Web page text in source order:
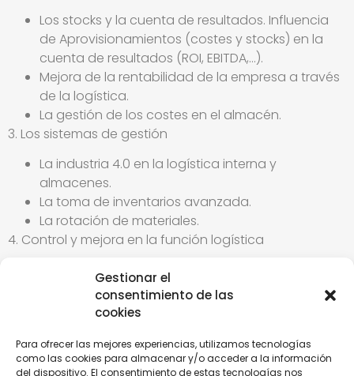
Gestionar el
consentimiento de las
cookies
Para ofrecer las mejores experiencias, utilizamos tecnologías
como las cookies para almacenar y/o acceder a la información
del dispositivo. El consentimiento de estas tecnologías nos
Los stocks y la cuenta de resultados. Influencia
de Aprovisionamientos (costes y stocks) en la
cuenta de resultados (ROI, EBITDA,…).
Mejora de la rentabilidad de la empresa a través
de la logística.
La gestión de los costes en el almacén.
3. Los sistemas de gestión
La industria 4.0 en la logística interna y
almacenes.
La toma de inventarios avanzada.
La rotación de materiales.
4. Control y mejora en la función logística
Cuadro de mandos e indicadores.
La mejora continua en la logística interna y
almacén.
La gestión de stocks y nivel de servicio.